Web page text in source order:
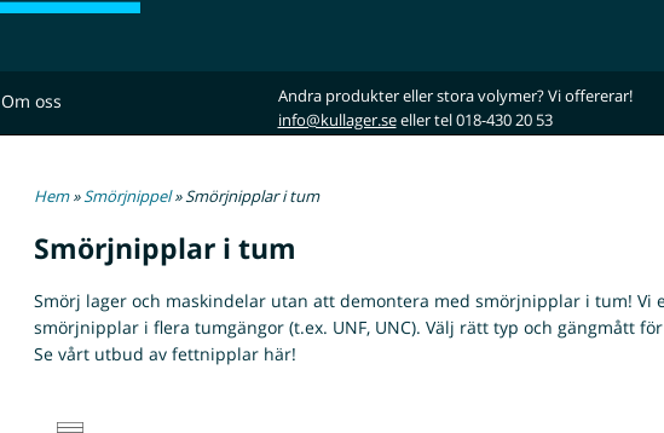
Om oss
Andra produkter eller stora volymer? Vi offererar!
info@kullager.seeller tel 018-430 20 53
Hem»Smörjnippel» Smörjnipplar i tum
Smörjnipplar i tum
Smörj lager och maskindelar utan att demontera med smörjnipplar i tum! Vi
smörjnipplar i flera tumgängor (t.ex. UNF, UNC). Välj rätt typ och gängmått
Se vårt utbud av fettnipplar här!